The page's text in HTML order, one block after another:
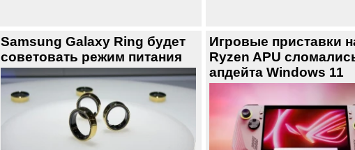
Samsung Galaxy Ring будет
советовать режим питания
Игровые приставки
Ryzen APU
апдейта Windows 11